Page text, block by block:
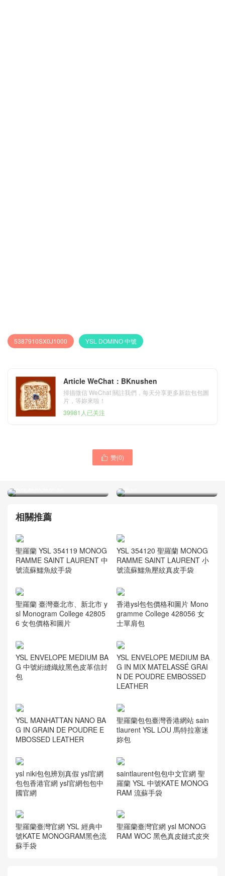
5387910SX0J1000 YSL DOMINO 中號
Article WeChat：BKnushen
掃描微信 WeChat 關註我們，每天分享更多新款包包圖
片，等妳來啦！
39981人已关注
 赞(0)
皮牙簽紋链条包
聖羅蘭包包 YSL 大號NIKI褶
條包
相關推薦
聖羅蘭 YSL 354119 MONOG
RAMME SAINT LAURENT 中
號流蘇鱷魚紋手袋
YSL 354120 聖羅蘭 MONOG
RAMME SAINT LAURENT 小
號流蘇鱷魚壓紋真皮手袋
聖羅蘭 臺灣臺北市、新北市 y
sl Monogram College 42805
6 女包價格和圖片
香港ysl包包價格和圖片 Mono
gramme College 428056 女
士單肩包
YSL ENVELOPE MEDIUM BA
G 中號絎縫織紋黑色皮革信封
包
YSL ENVELOPE MEDIUM BA
G IN MIX MATELASSÉ GRAI
N DE POUDRE EMBOSSED
LEATHER
YSL MANHATTAN NANO BA
G IN GRAIN DE POUDRE E
MBOSSED LEATHER
聖羅蘭包包臺灣香港網站 sain
tlaurent YSL LOU 馬特拉塞迷
妳包
ysl niki包包辨別真假 ysl官網
包包香港官網 ysl官網包包中
國官網
saintlaurent包包中文官網 聖
羅蘭 YSL 中號KATE MONOG
RAM 流蘇手袋
聖羅蘭臺灣官網 YSL 經典中
號KATE MONOGRAM黑色流
蘇手袋
聖羅蘭臺灣官網 ysl MONOG
RAM WOC 黑色真皮鏈式皮夾